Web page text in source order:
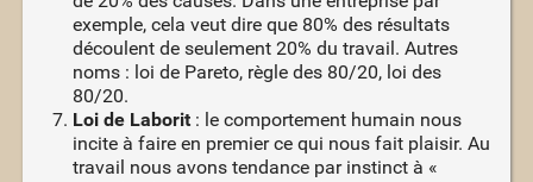
exemple, cela veut dire que 80% des résultats
découlent de seulement 20% du travail. Autres
noms : loi de Pareto, règle des 80/20, loi des
80/20.
Loi de Laborit: le comportement humain nous
incite à faire en premier ce qui nous fait plaisir. Au
travail nous avons tendance par instinct à «